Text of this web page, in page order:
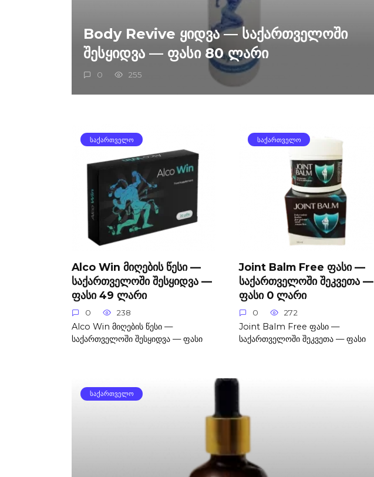
Body Revive ყიდვა — საქართველოში
შესყიდვა — ფასი 80 ლარი
0 255
ᲡᲐᲥᲐᲠᲗᲕᲔᲚᲝ
Alco Win მიღების წესი —
საქართველოში შესყიდვა —
ფასი 49 ლარი
0 238
Alco Win მიღების წესი —
საქართველოში შესყიდვა — ფასი
ᲡᲐᲥᲐᲠᲗᲕᲔᲚᲝ
Joint Balm Free ფასი —
საქართველოში შეკვეთა —
ფასი 0 ლარი
0 272
Joint Balm Free ფასი —
საქართველოში შეკვეთა — ფასი
ᲡᲐᲥᲐᲠᲗᲕᲔᲚᲝ